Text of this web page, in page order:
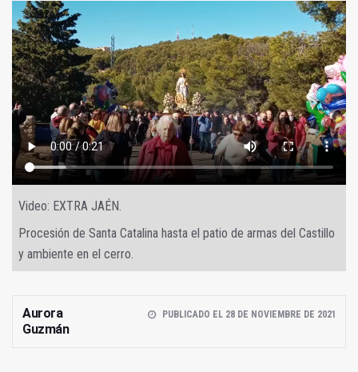
Video: EXTRA JAÉN.
Procesión de Santa Catalina hasta el patio de armas del Castillo
y ambiente en el cerro.
Aurora
Guzmán
PUBLICADO EL 28 DE NOVIEMBRE DE 2021